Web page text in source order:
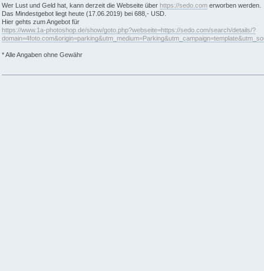
Wer Lust und Geld hat, kann derzeit die Webseite über https://sedo.com erworben werden.
Das Mindestgebot liegt heute (17.06.2019) bei 688,- USD.
Hier gehts zum Angebot für
https://www.1a-photoshop.de/show/goto.php?webseite=https://sedo.com/search/details/?
* Alle Angaben ohne Gewähr